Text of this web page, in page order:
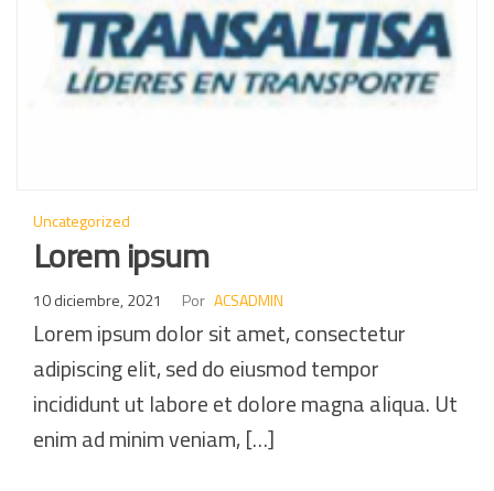
Uncategorized
Lorem ipsum
10 diciembre, 2021 Por ACSADMIN
Lorem ipsum dolor sit amet, consectetur
adipiscing elit, sed do eiusmod tempor
incididunt ut labore et dolore magna aliqua. Ut
enim ad minim veniam, […]